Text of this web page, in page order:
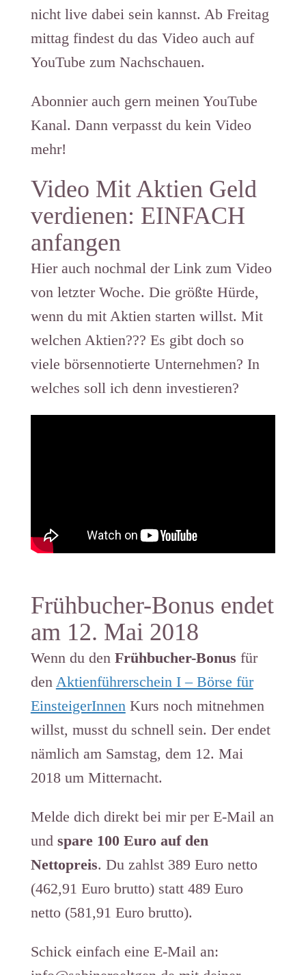
nicht live dabei sein kannst. Ab Freitag
mittag findest du das Video auch auf
YouTube zum Nachschauen.
Abonnier auch gern meinen YouTube
Kanal. Dann verpasst du kein Video
mehr!
Video Mit Aktien Geld
verdienen: EINFACH
anfangen
Hier auch nochmal der Link zum Video
von letzter Woche. Die größte Hürde,
wenn du mit Aktien starten willst. Mit
welchen Aktien??? Es gibt doch so
viele börsennotierte Unternehmen? In
welches soll ich denn investieren?
Frühbucher-Bonus endet
am 12. Mai 2018
Wenn du den Frühbucher-Bonus für
den Aktienführerschein I – Börse für
EinsteigerInnenKurs noch mitnehmen
willst, musst du schnell sein. Der endet
nämlich am Samstag, dem 12. Mai
2018 um Mitternacht.
Melde dich direkt bei mir per E-Mail an
und spare 100 Euro auf den
Nettopreis. Du zahlst 389 Euro netto
(462,91 Euro brutto) statt 489 Euro
netto (581,91 Euro brutto).
Schick einfach eine E-Mail an: